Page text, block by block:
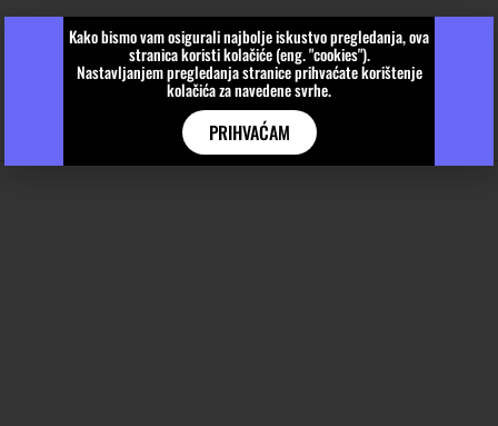
Kako bismo vam osigurali najbolje iskustvo pregledanja, ova
stranica koristi kolačiće (eng. "cookies").
Nastavljanjem pregledanja stranice prihvaćate korištenje
kolačića za navedene svrhe.
PRIHVAĆAM